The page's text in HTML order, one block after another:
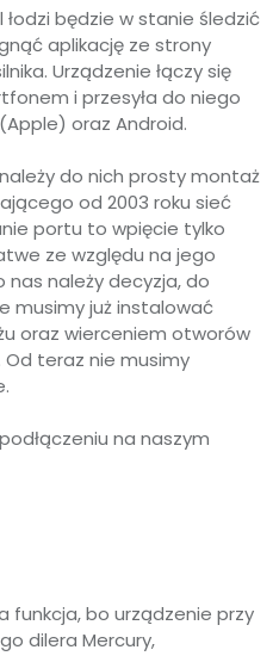
będzie w stanie śledzić
aplikację ze strony
Urządzenie łączy się
i przesyła do niego
oraz Android.
do nich prosty montaż
od 2003 roku sieć
portu to wpięcie tylko
ze względu na jego
nas należy decyzja, do
musimy już instalować
oraz wierceniem otworów
Od teraz nie musimy
na naszym
funkcja, bo urządzenie przy
dilera Mercury,